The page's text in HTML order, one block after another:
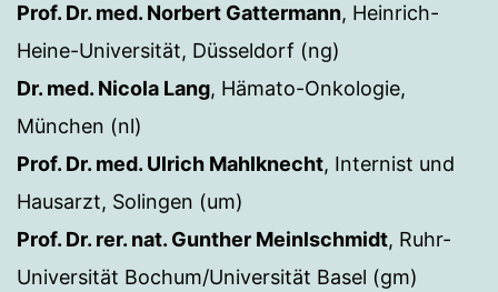
Prof. Dr. med. Norbert Gattermann, Heinrich-
Heine-Universität, Düsseldorf (ng)
Dr. med. Nicola Lang, Hämato-Onkologie,
München (nl)
Prof. Dr. med. Ulrich Mahlknecht, Internist und
Hausarzt, Solingen (um)
Prof. Dr. rer. nat. Gunther Meinlschmidt, Ruhr-
Universität Bochum/Universität Basel (gm)